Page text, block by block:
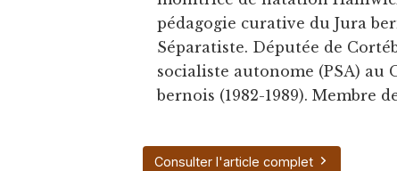
pédagogie curative du Jura
Séparatiste. Députée de
socialiste autonome (PSA) au
bernois (1982-1989). Membre
Consulter l'article complet